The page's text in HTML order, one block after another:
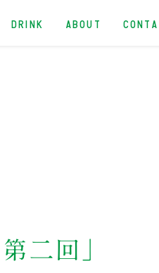
DRINK ABOUT
二回」